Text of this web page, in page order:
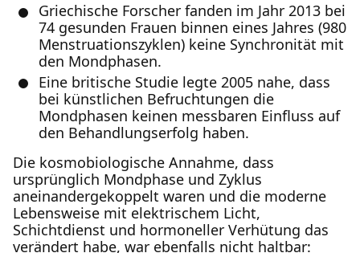
Griechische Forscher fanden im Jahr 2013 bei
74 gesunden Frauen binnen eines Jahres (980
Menstruationszyklen) keine Synchronität mit
den Mondphasen.
Eine britische Studie legte 2005 nahe, dass
bei künstlichen Befruchtungen die
Mondphasen keinen messbaren Einfluss auf
den Behandlungserfolg haben.
Die kosmobiologische Annahme, dass
ursprünglich Mondphase und Zyklus
aneinandergekoppelt waren und die moderne
Lebensweise mit elektrischem Licht,
Schichtdienst und hormoneller Verhütung das
verändert habe, war ebenfalls nicht haltbar: